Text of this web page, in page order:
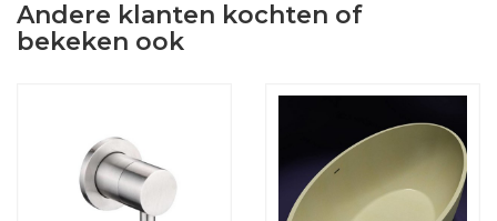
Andere klanten kochten of
bekeken ook